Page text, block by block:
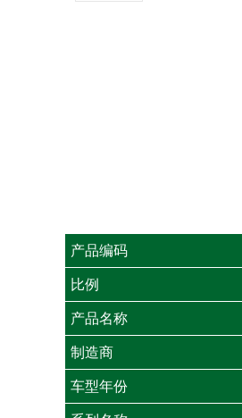
产品编码
比例
产品名称
制造商
车型年份